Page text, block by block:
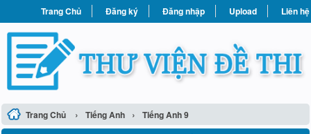
Trang Chủ Đăng ký Đăng nhập Upload Liên hệ
Trang Chủ › Tiếng Anh › Tiếng Anh 9